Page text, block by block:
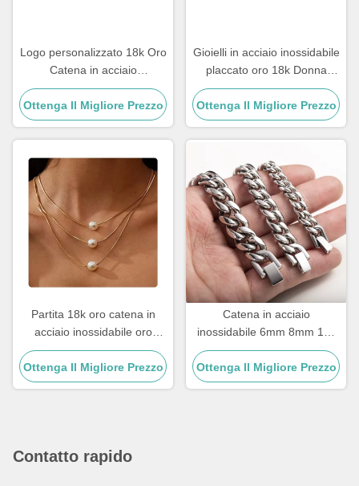
Logo personalizzato 18k Oro
Catena in acciaio
inossidabile Uomini Gioielli
Croce Pendenti Catene
Ottenga Il Migliore Prezzo
Gioielli in acciaio inossidabile
placcato oro 18k Donna
Collana girocollo Croce 20
pollici
Ottenga Il Migliore Prezzo
Partita 18k oro catena in
acciaio inossidabile oro
riempito tre colletti a strati
perla pendente 17,72 pollici
Ottenga Il Migliore Prezzo
Catena in acciaio
inossidabile 6mm 8mm 18k
dorata Catena in acciaio
inossidabile multi dimensioni
Catena di legame cubana
Ottenga Il Migliore Prezzo
Contatto rapido